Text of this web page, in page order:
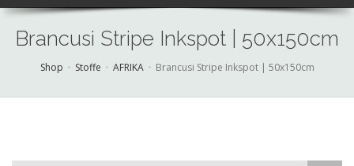
Brancusi Stripe Inkspot | 50x150cm
Shop Stoffe AFRIKA Brancusi Stripe Inkspot | 50x150cm